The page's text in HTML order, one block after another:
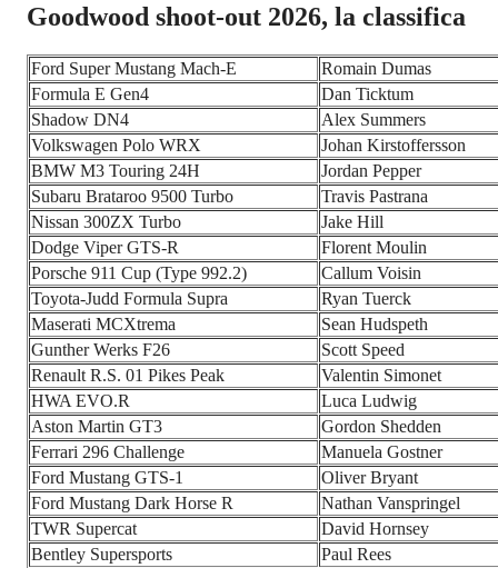
Goodwood shoot-out 2026, la classifica
Ford Super Mustang Mach-E
Romain Dumas
Formula E Gen4
Dan Ticktum
Shadow DN4
Alex Summers
Volkswagen Polo WRX
Johan Kirstoffersson
BMW M3 Touring 24H
Jordan Pepper
Subaru Brataroo 9500 Turbo
Travis Pastrana
Nissan 300ZX Turbo
Jake Hill
Dodge Viper GTS-R
Florent Moulin
Porsche 911 Cup (Type 992.2)
Callum Voisin
Toyota-Judd Formula Supra
Ryan Tuerck
Maserati MCXtrema
Sean Hudspeth
Gunther Werks F26
Scott Speed
Renault R.S. 01 Pikes Peak
Valentin Simonet
HWA EVO.R
Luca Ludwig
Aston Martin GT3
Gordon Shedden
Ferrari 296 Challenge
Manuela Gostner
Ford Mustang GTS-1
Oliver Bryant
Ford Mustang Dark Horse R
Nathan Vanspringel
TWR Supercat
David Hornsey
Bentley Supersports
Paul Rees